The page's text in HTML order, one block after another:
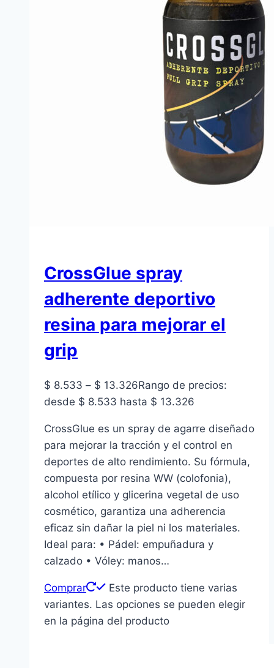
CrossGlue spray
adherente deportivo
resina para mejorar el
grip
$ 8.533 – $ 13.326Rango de precios:
desde $ 8.533 hasta $ 13.326
CrossGlue es un spray de agarre diseñado
para mejorar la tracción y el control en
deportes de alto rendimiento. Su fórmula,
compuesta por resina WW (colofonia),
alcohol etílico y glicerina vegetal de uso
cosmético, garantiza una adherencia
eficaz sin dañar la piel ni los materiales.
Ideal para: • Pádel: empuñadura y
calzado • Vóley: manos…
Comprar
Este producto tiene varias
variantes. Las opciones se pueden elegir
en la página del producto